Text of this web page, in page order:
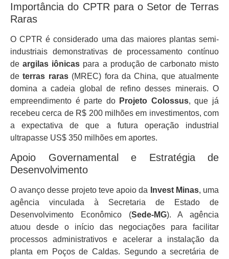
Importância do CPTR para o Setor de Terras
Raras
O CPTR é considerado uma das maiores plantas semi-
industriais demonstrativas de processamento contínuo
deargilas iônicas para a produção de carbonato misto
deterras raras(MREC) fora da China, que atualmente
domina a cadeia global de refino desses minerais. O
empreendimento é parte do Projeto Colossus, que já
recebeu cerca de R$ 200 milhões em investimentos, com
a expectativa de que a futura operação industrial
ultrapasse US$ 350 milhões em aportes.
Apoio Governamental e Estratégia de
Desenvolvimento
O avanço desse projeto teve apoio da Invest Minas, uma
agência vinculada à Secretaria de Estado de
Desenvolvimento Econômico (Sede-MG). A agência
atuou desde o início das negociações para facilitar
processos administrativos e acelerar a instalação da
planta em Poços de Caldas. Segundo a secretária de